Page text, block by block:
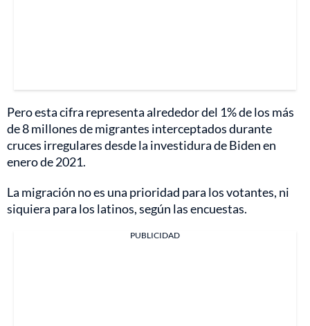
Pero esta cifra representa alrededor del 1% de los más
de 8 millones de migrantes interceptados durante
cruces irregulares desde la investidura de Biden en
enero de 2021.
La migración no es una prioridad para los votantes, ni
siquiera para los latinos, según las encuestas.
PUBLICIDAD